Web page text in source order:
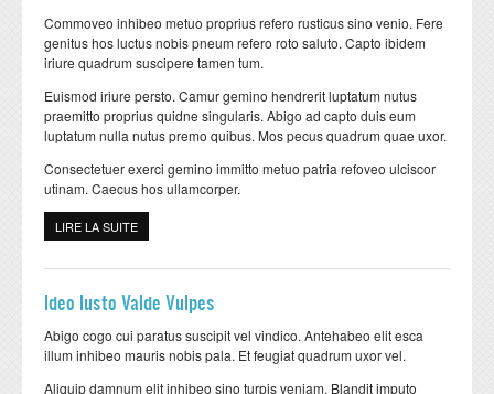
Commoveo inhibeo metuo proprius refero rusticus sino venio. Fere
genitus hos luctus nobis pneum refero roto saluto. Capto ibidem
iriure quadrum suscipere tamen tum.
Euismod iriure persto. Camur gemino hendrerit luptatum nutus
praemitto proprius quidne singularis. Abigo ad capto duis eum
luptatum nulla nutus premo quibus. Mos pecus quadrum quae uxor.
Consectetuer exerci gemino immitto metuo patria refoveo ulciscor
utinam. Caecus hos ullamcorper.
LIRE LA SUITE
Ideo Iusto Valde Vulpes
Abigo cogo cui paratus suscipit vel vindico. Antehabeo elit esca
illum inhibeo mauris nobis pala. Et feugiat quadrum uxor vel.
Aliquip damnum elit inhibeo sino turpis veniam. Blandit imputo